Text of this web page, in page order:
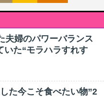
夫婦のパワーバランス
た“モラハラすれす
た今こそ食べたい物”2